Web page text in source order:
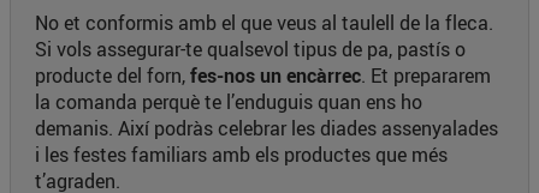
No et conformis amb el que veus al taulell de la fleca.
Si vols assegurar-te qualsevol tipus de pa, pastís o
producte del forn,fes-nos un encàrrec. Et prepararem
la comanda perquè te l’enduguis quan ens ho
demanis. Així podràs celebrar les diades assenyalades
i les festes familiars amb els productes que més
t’agraden.